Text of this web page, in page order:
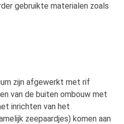
gebruikte materialen zoals
zijn afgewerkt met rif
van de buiten ombouw met
inrichten van het
zeepaardjes) komen aan